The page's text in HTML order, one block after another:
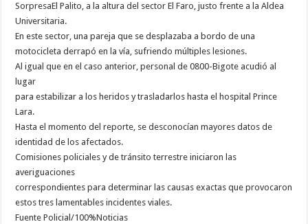
SorpresaEl Palito, a la altura del sector El Faro, justo frente a la Aldea
Universitaria.
En este sector, una pareja que se desplazaba a bordo de una
motocicleta derrapó en la vía, sufriendo múltiples lesiones.
Al igual que en el caso anterior, personal de 0800-Bigote acudió al
lugar
para estabilizar a los heridos y trasladarlos hasta el hospital Prince
Lara.
Hasta el momento del reporte, se desconocían mayores datos de
identidad de los afectados.
Comisiones policiales y de tránsito terrestre iniciaron las
averiguaciones
correspondientes para determinar las causas exactas que provocaron
estos tres lamentables incidentes viales.
Fuente Policial/100%Noticias